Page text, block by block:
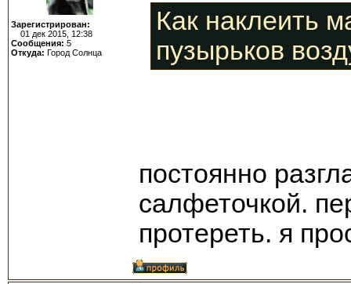
Зарегистрирован:
01 дек 2015, 12:38
Сообщения: 5
Откуда: Город Солнца
Как наклеить
пузырьков
постоянно
салфеточкой.
протереть. я